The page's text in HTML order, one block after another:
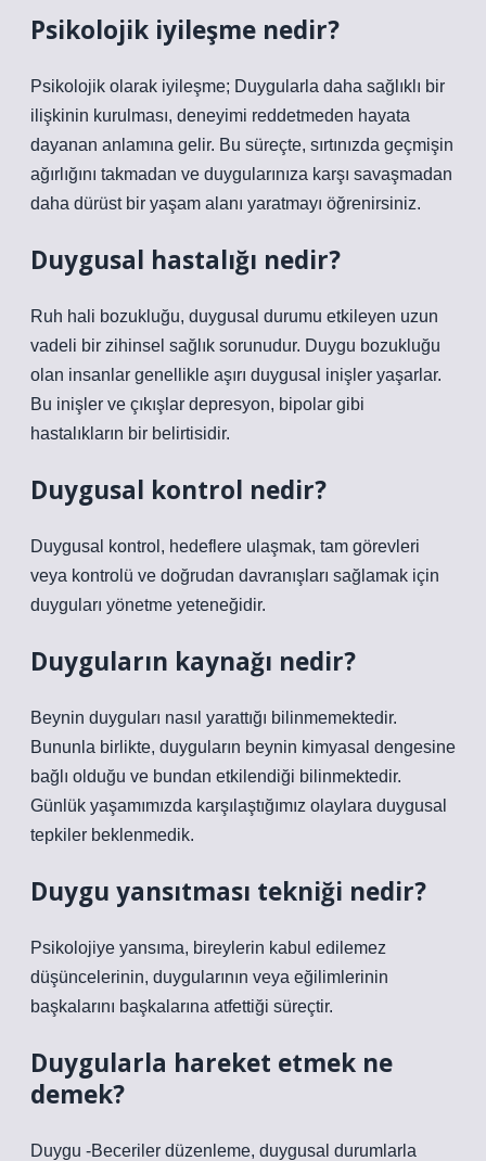
Psikolojik iyileşme nedir?
Psikolojik olarak iyileşme; Duygularla daha sağlıklı bir
ilişkinin kurulması, deneyimi reddetmeden hayata
dayanan anlamına gelir. Bu süreçte, sırtınızda geçmişin
ağırlığını takmadan ve duygularınıza karşı savaşmadan
daha dürüst bir yaşam alanı yaratmayı öğrenirsiniz.
Duygusal hastalığı nedir?
Ruh hali bozukluğu, duygusal durumu etkileyen uzun
vadeli bir zihinsel sağlık sorunudur. Duygu bozukluğu
olan insanlar genellikle aşırı duygusal inişler yaşarlar.
Bu inişler ve çıkışlar depresyon, bipolar gibi
hastalıkların bir belirtisidir.
Duygusal kontrol nedir?
Duygusal kontrol, hedeflere ulaşmak, tam görevleri
veya kontrolü ve doğrudan davranışları sağlamak için
duyguları yönetme yeteneğidir.
Duyguların kaynağı nedir?
Beynin duyguları nasıl yarattığı bilinmemektedir.
Bununla birlikte, duyguların beynin kimyasal dengesine
bağlı olduğu ve bundan etkilendiği bilinmektedir.
Günlük yaşamımızda karşılaştığımız olaylara duygusal
tepkiler beklenmedik.
Duygu yansıtması tekniği nedir?
Psikolojiye yansıma, bireylerin kabul edilemez
düşüncelerinin, duygularının veya eğilimlerinin
başkalarını başkalarına atfettiği süreçtir.
Duygularla hareket etmek ne
demek?
Duygu -Beceriler düzenleme, duygusal durumlarla